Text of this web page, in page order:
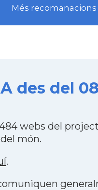
Més
des del
webs del
món.
.